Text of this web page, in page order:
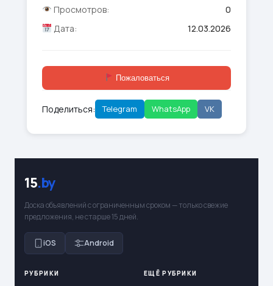
Просмотров:
0
Дата:
12.03.2026
Пожаловаться
Поделиться: Telegram WhatsApp VK
15.by
Доска объявлений с ограниченным сроком — только свежие
предложения, не старше 15 дней.
iOS Android
РУБРИКИ ЕЩЁ РУБРИКИ